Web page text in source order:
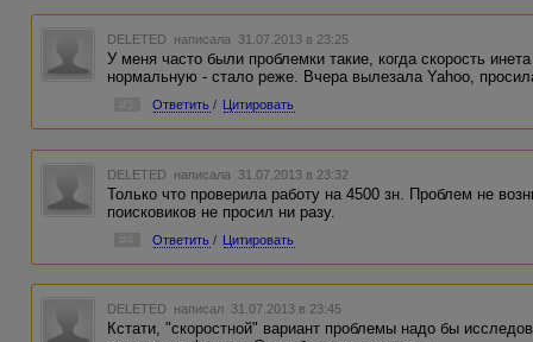
DELETED написала 31.07.2013 в 23:25
У меня часто были проблемки такие, когда скорость
нормальную - стало реже. Вчера вылезала Yahoo,
Ответить / Цитировать
DELETED написала 31.07.2013 в 23:32
Только что проверила работу на 4500 зн. Проблем не
поисковиков не просил ни разу.
Ответить / Цитировать
DELETED написал 31.07.2013 в 23:45
Кстати, "скоростной" вариант проблемы надо бы